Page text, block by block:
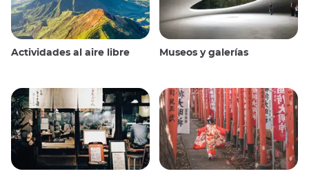
Actividades al aire libre Museos y galerías